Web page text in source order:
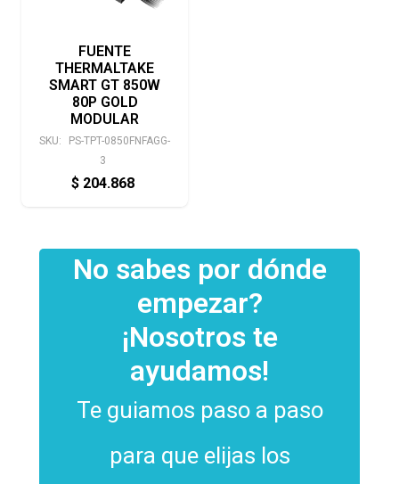
FUENTE
THERMALTAKE
SMART GT 850W
80P GOLD
MODULAR
SKU:
PS-TPT-0850FNFAGG-
3
$ 204.868
No sabes por dónde
empezar?
¡Nosotros te
ayudamos!
Te guiamos paso a paso
para que elijas los